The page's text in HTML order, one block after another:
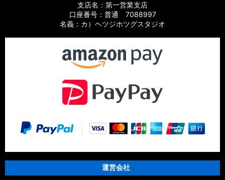
支店名：第一営業支店
口座番号：普通 7088997
名義：カ）ヘツジホツグスタジオ
運営会社